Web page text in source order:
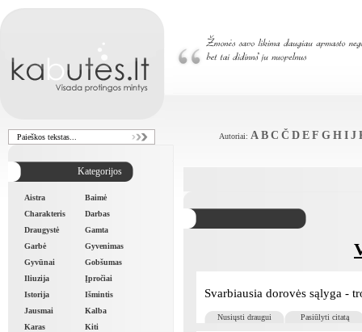
Autoriai: A B C Č D E F G H I J
Kategorijos
Aistra
Baimė
Charakteris
Darbas
Draugystė
Gamta
Garbė
Gyvenimas
Gyvūnai
Gobšumas
Iliuzija
Įpročiai
Istorija
Išmintis
Jausmai
Kalba
Karas
Kiti
Svarbiausia dorovės sąlyga -
Nusiųsti draugui Pasiūlyti citatą